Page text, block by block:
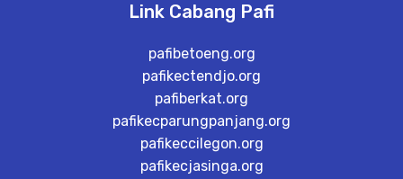
Link Cabang Pafi
pafibetoeng.org
pafikectendjo.org
pafiberkat.org
pafikecparungpanjang.org
pafikeccilegon.org
pafikecjasinga.org